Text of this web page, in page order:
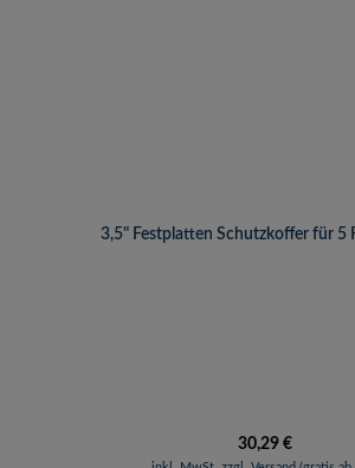
3,5" Festplatten Schutzkoffer für 5
Regulärer Preis:
30,29 €